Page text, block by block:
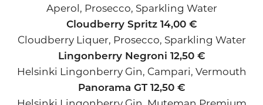
Aperol, Prosecco, Sparkling Water
Cloudberry Spritz 14,00 €
Cloudberry Liquer, Prosecco, Sparkling Water
Lingonberry Negroni 12,50 €
Helsinki Lingonberry Gin, Campari, Vermouth
Panorama GT 12,50 €